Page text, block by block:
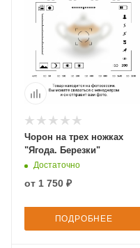
Чорон на трех ножках
"Ягода. Березки"
Достаточно
от 1 750 ₽
ПОДРОБНЕЕ